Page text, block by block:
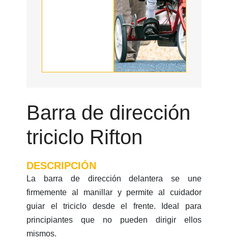
Barra de dirección
triciclo Rifton
DESCRIPCIÓN
La barra de dirección delantera se une
firmemente al manillar y permite al cuidador
guiar el triciclo desde el frente. Ideal para
principiantes que no pueden dirigir ellos
mismos.